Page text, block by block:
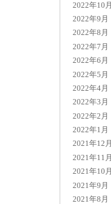
2022年10月
2022年9月
2022年8月
2022年7月
2022年6月
2022年5月
2022年4月
2022年3月
2022年2月
2022年1月
2021年12月
2021年11月
2021年10月
2021年9月
2021年8月